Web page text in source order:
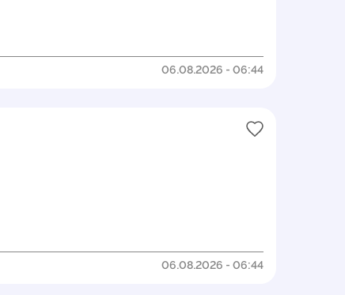
06.08.2026 - 06:44
06.08.2026 - 06:44